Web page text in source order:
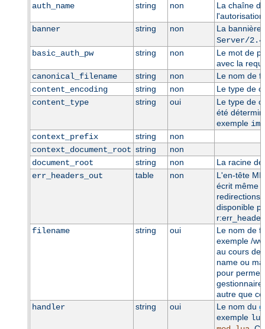
auth_name
string non
La chaîne
banner
string non
La bannière
Server/
basic_auth_pw
string non
Le mot de
avec la
canonical_filename
string non
Le nom de
content_encoding
string non
Le type de
content_type
string oui
Le type de
été
exemple
context_prefix
string
non
context_document_root string
non
document_root
string non
La racine
err_headers_out
table non
L'en-tête
écrit même
redirections
disponible
filename
string oui
Le nom de
exemple /
au cours
name ou
pour
autre que
handler
string oui Le nom du
exemple